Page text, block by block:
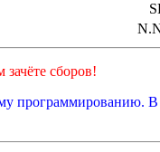
сборов!
программированию.